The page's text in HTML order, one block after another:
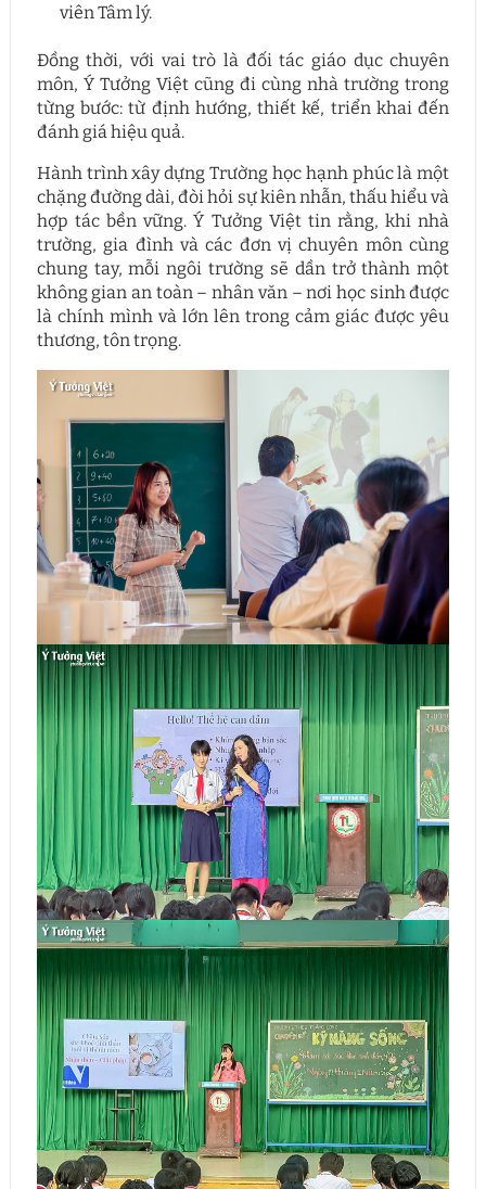
viên Tâm lý.
Đồng thời, với vai trò là đối tác giáo dục chuyên
môn, Ý Tưởng Việt cũng đi cùng nhà trường trong
từng bước: từ định hướng, thiết kế, triển khai đến
đánh giá hiệu quả.
Hành trình xây dựng Trường học hạnh phúc là một
chặng đường dài, đòi hỏi sự kiên nhẫn, thấu hiểu và
hợp tác bền vững. Ý Tưởng Việt tin rằng, khi nhà
trường, gia đình và các đơn vị chuyên môn cùng
chung tay, mỗi ngôi trường sẽ dần trở thành một
không gian an toàn – nhân văn – nơi học sinh được
là chính mình và lớn lên trong cảm giác được yêu
thương, tôn trọng.